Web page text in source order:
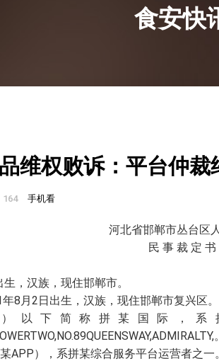
食安快
维权败诉：平台仲
164 手机看
河北省邯郸市丛台区
民 事 裁 定 书
，汉族，现住邯郸市。
8月2日出生，汉族，现住邯郸市复兴区。
以下简称拼某国际，系
APP），系拼某综合服务平台运营者之一